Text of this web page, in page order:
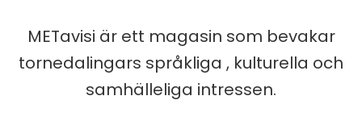
METavisi är ett magasin som bevakar
tornedalingars språkliga , kulturella och
samhälleliga intressen.